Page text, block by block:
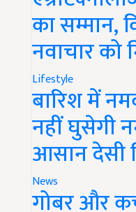
का सम्मान,
नवाचार को
Lifestyle
बारिश में
नहीं घुसेगी
आसान देसी
News
गोबर और